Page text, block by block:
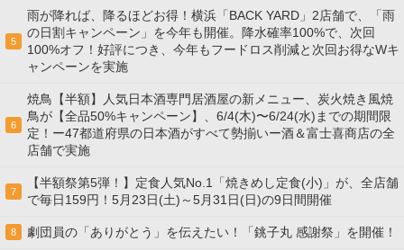
5
雨が降れば、降るほどお得！横浜「BACK YARD」2店舗で、「雨
の日割キャンペーン」を今年も開催。降水確率100%で、次回
100%オフ！好評につき、今年もフードロス削減と次回お得なWキ
ャンペーンを実施
6
焼鳥【半額】人気日本酒専門居酒屋の新メニュー、炭火焼き風焼
鳥が【全品50%キャンペーン】、6/4(木)〜6/24(水)までの期間限
定！ー47都道府県の日本酒がすべて勢揃いー酒＆富士喜商店の全
店舗で実施
7
【半額祭第5弾！】定食人気No.1「焼きめし定食(小)」が、全店舗
で毎日159円！5月23日(土)～5月31日(日)の9日間開催
8 劇団員の「ありがとう」を伝えたい！「銚子丸 感謝祭」を開催！